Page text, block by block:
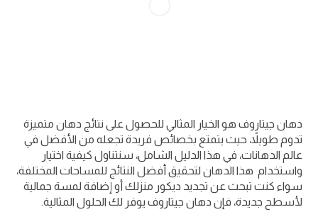
دهان جيتاروف هو الخيار المثالي للحصول على نتائج دهان متميزة
تدوم طويلاً، حيث يتمتع بخصائص فريدة تجعله من الأفضل في
عالم الدهانات، في هذا الدليل الشامل، سنتناول كيفية اختيار
واستخدام هذا الدهان لتحقيق أفضل النتائج للمساحات المختلفة،
سواء كنت تبحث عن تجديد ديكور منزلك أو إضافة لمسة جمالية
لأسطح جديدة، فإن دهان جيتاروف يوفر لك الحلول المثالية.